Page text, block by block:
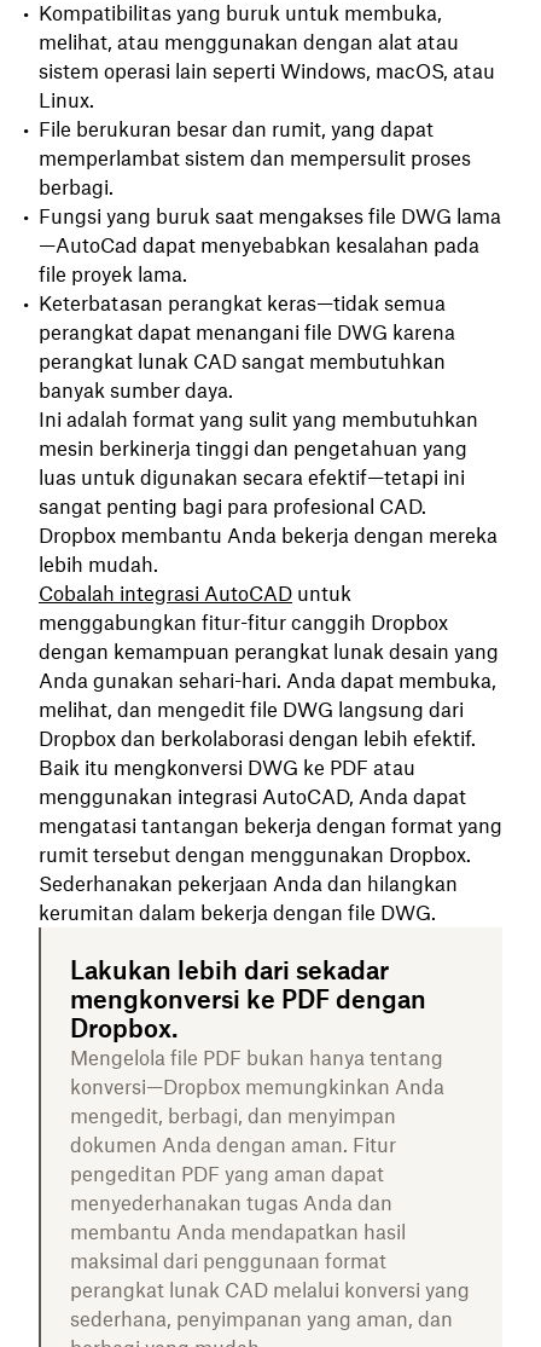
Kompatibilitas yang buruk untuk membuka,
melihat, atau menggunakan dengan alat atau
sistem operasi lain seperti Windows, macOS, atau
Linux.
File berukuran besar dan rumit, yang dapat
memperlambat sistem dan mempersulit proses
berbagi.
Fungsi yang buruk saat mengakses file DWG lama
—AutoCad dapat menyebabkan kesalahan pada
file proyek lama.
Keterbatasan perangkat keras—tidak semua
perangkat dapat menangani file DWG karena
perangkat lunak CAD sangat membutuhkan
banyak sumber daya.
Ini adalah format yang sulit yang membutuhkan
mesin berkinerja tinggi dan pengetahuan yang
luas untuk digunakan secara efektif—tetapi ini
sangat penting bagi para profesional CAD.
Dropbox membantu Anda bekerja dengan mereka
lebih mudah.
Cobalah integrasi AutoCAD untuk
menggabungkan fitur-fitur canggih Dropbox
dengan kemampuan perangkat lunak desain yang
Anda gunakan sehari-hari. Anda dapat membuka,
melihat, dan mengedit file DWG langsung dari
Dropbox dan berkolaborasi dengan lebih efektif.
Baik itu mengkonversi DWG ke PDF atau
menggunakan integrasi AutoCAD, Anda dapat
mengatasi tantangan bekerja dengan format yang
rumit tersebut dengan menggunakan Dropbox.
Sederhanakan pekerjaan Anda dan hilangkan
kerumitan dalam bekerja dengan file DWG.
Lakukan lebih dari sekadar
mengkonversi ke PDF dengan
Dropbox.
Mengelola file PDF bukan hanya tentang
konversi—Dropbox memungkinkan Anda
mengedit, berbagi, dan menyimpan
dokumen Anda dengan aman. Fitur
pengeditan PDF yang aman dapat
menyederhanakan tugas Anda dan
membantu Anda mendapatkan hasil
maksimal dari penggunaan format
perangkat lunak CAD melalui konversi yang
sederhana, penyimpanan yang aman, dan